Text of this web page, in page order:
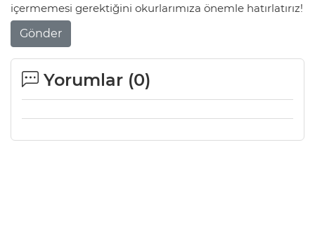
içermemesi gerektiğini okurlarımıza önemle hatırlatırız!
Gönder
Yorumlar (0)